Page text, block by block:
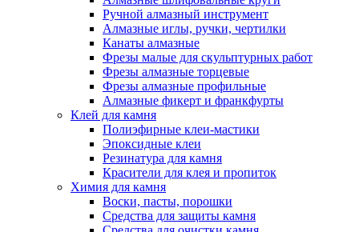
Ручной алмазный инструмент
Алмазные иглы, ручки, чертилки
Канаты алмазные
Фрезы малые для скульптурных работ
Фрезы алмазные торцевые
Фрезы алмазные профильные
Алмазные фикерт и франкфурты
Клей для камня
Полиэфирные клеи-мастики
Эпоксидные клеи
Резинатура для камня
Красители для клея и пропиток
Химия для камня
Воски, пасты, порошки
Средства для защиты камня